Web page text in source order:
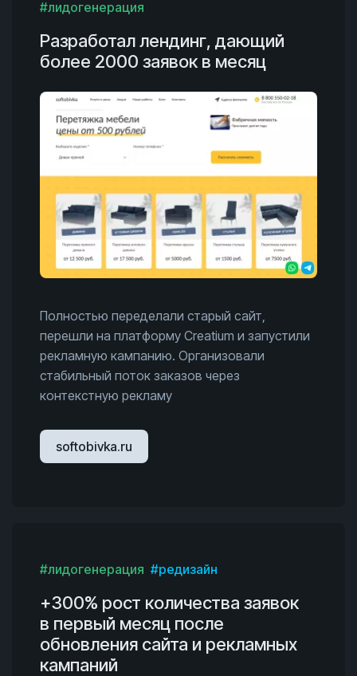
#лидогенерация
Разработал лендинг, дающий
более 2000 заявок в месяц
Полностью переделали старый сайт,
перешли на платформу Creatium и запустили
рекламную кампанию. Организовали
стабильный поток заказов через
контекстную рекламу
softobivka.ru
#лидогенерация #редизайн
+300% рост количества заявок
в первый месяц после
обновления сайта и рекламных
кампаний